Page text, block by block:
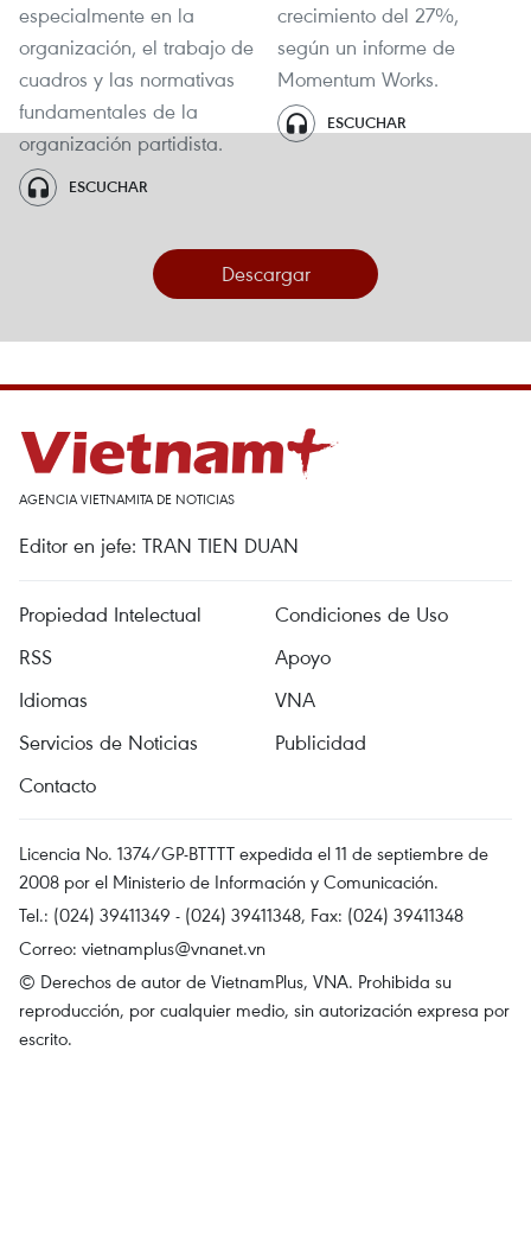
especialmente en la
organización, el trabajo de
cuadros y las normativas
fundamentales de la
organización partidista.
ESCUCHAR
crecimiento del 27%,
según un informe de
Momentum Works.
ESCUCHAR
Descargar
AGENCIA VIETNAMITA DE NOTICIAS
Editor en jefe: TRAN TIEN DUAN
Propiedad Intelectual
Condiciones de Uso
RSS
Apoyo
Idiomas
VNA
Servicios de Noticias
Publicidad
Contacto
Licencia No. 1374/GP-BTTTT expedida el 11 de septiembre de
2008 por el Ministerio de Información y Comunicación.
Tel.: (024) 39411349 - (024) 39411348, Fax: (024) 39411348
Correo: vietnamplus@vnanet.vn
© Derechos de autor de VietnamPlus, VNA. Prohibida su
reproducción, por cualquier medio, sin autorización expresa por
escrito.